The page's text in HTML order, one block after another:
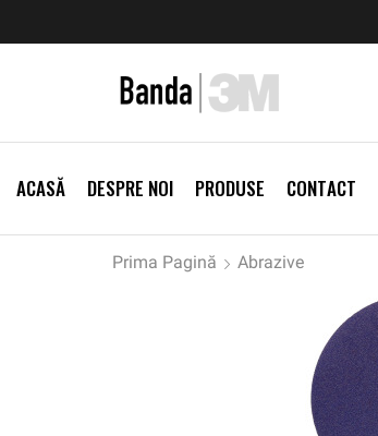
ACASĂ DESPRE NOI PRODUSE CONTACT
Prima Pagină Abrazive